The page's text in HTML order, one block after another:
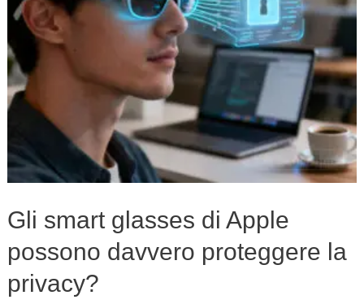
Gli smart glasses di Apple
possono davvero proteggere la
privacy?
proteggere
la
privacy?